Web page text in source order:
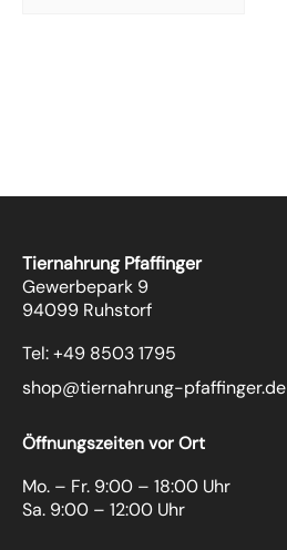
Tiernahrung Pfaffinger
Gewerbepark 9
94099 Ruhstorf
Tel: +49 8503 1795
shop@tiernahrung-pfaffinger.de
Öffnungszeiten vor Ort
Mo. – Fr. 9:00 – 18:00 Uhr
Sa. 9:00 – 12:00 Uhr